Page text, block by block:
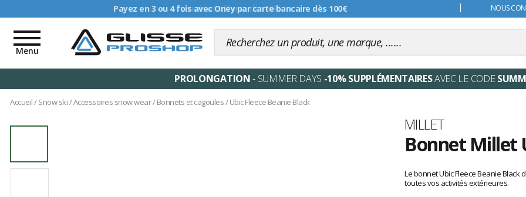
Livraison offerte dès 99€ NOUS
Toggle
navigation
Menu
PROLONGATION- SUMMER DAYS -10% SUPPLÉMENTAIRESAVEC LE CODE
Accueil/Snow ski/Accessoires snow wear/Bonnets et cagoules/Ubic Fleece Beanie Black
Marque
MILLET
Bonnet Millet
avis
clients
Le bonnet Ubic Fleece Beanie
toutes vos activités extérieures.